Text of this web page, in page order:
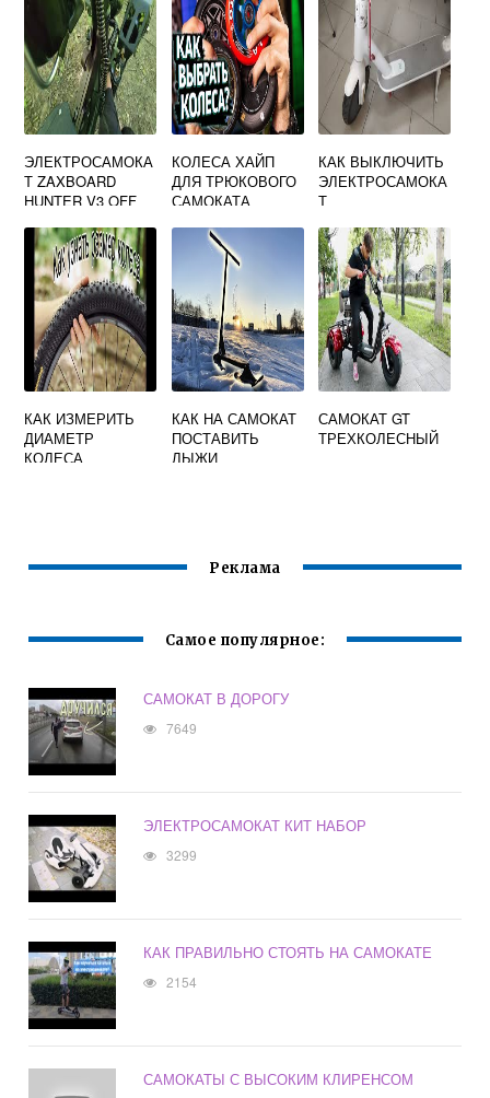
ЭЛЕКТРОСАМОКА
Т ZAXBOARD
HUNTER V3 OFF
2400W
КОЛЕСА ХАЙП
ДЛЯ ТРЮКОВОГО
САМОКАТА
КАК ВЫКЛЮЧИТЬ
ЭЛЕКТРОСАМОКА
Т
КАК ИЗМЕРИТЬ
ДИАМЕТР
КОЛЕСА
КАК НА САМОКАТ
ПОСТАВИТЬ
ЛЫЖИ
САМОКАТ GT
ТРЕХКОЛЕСНЫЙ
Реклама
Самое популярное:
САМОКАТ В ДОРОГУ
7649
ЭЛЕКТРОСАМОКАТ КИТ НАБОР
3299
КАК ПРАВИЛЬНО СТОЯТЬ НА САМОКАТЕ
2154
САМОКАТЫ С ВЫСОКИМ КЛИРЕНСОМ